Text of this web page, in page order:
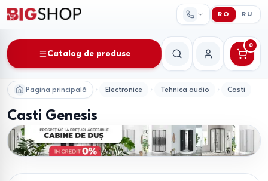
RO RU
Catalog de produse
CăutareContul meu
0
Pagina principală Electronice Tehnica audio Casti
Casti Genesis